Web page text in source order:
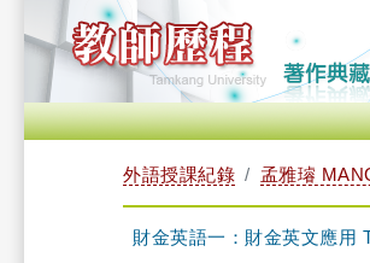
外語授課紀錄 孟雅璿
財金英語一：財金英文應用